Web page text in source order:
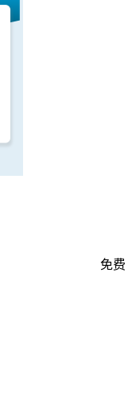
免费